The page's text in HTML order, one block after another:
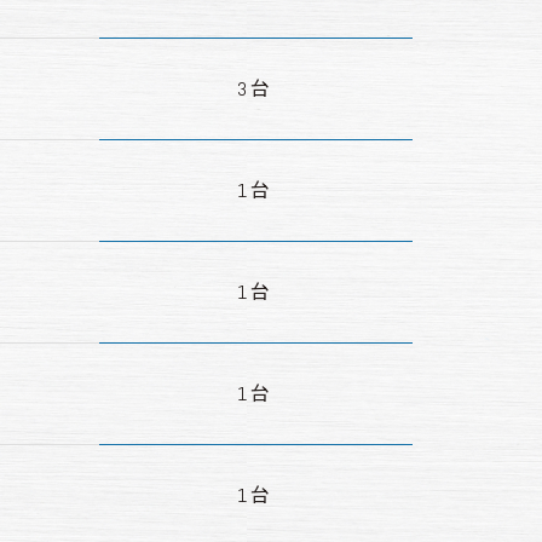
3台
1台
1台
1台
1台